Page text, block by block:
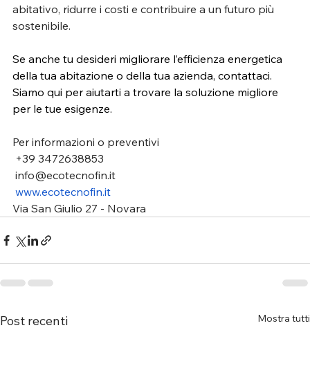
abitativo, ridurre i costi e contribuire a un futuro più
sostenibile.
Se anche tu desideri migliorare l’efficienza energetica
della tua abitazione o della tua azienda, contattaci.
Siamo qui per aiutarti a trovare la soluzione migliore
per le tue esigenze.
Per informazioni o preventivi
+39 3472638853
info@ecotecnofin.it
www.ecotecnofin.it
Via San Giulio 27 - Novara
Post recenti Mostra tutti